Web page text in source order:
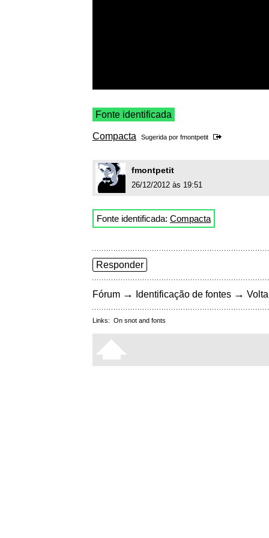
Fonte identificada
Compacta Sugerida por fmontpetit
fmontpetit
26/12/2012 às 19:51
Fonte identificada: Compacta
Responder
Fórum → Identificação de fontes →
Links: On snot and fonts